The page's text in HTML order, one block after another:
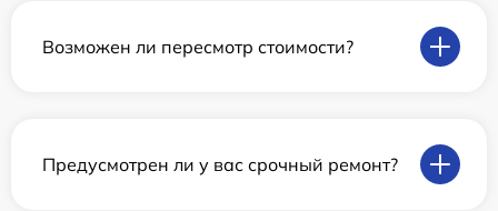
Возможен ли пересмотр стоимости?
Предусмотрен ли у вас срочный ремонт?